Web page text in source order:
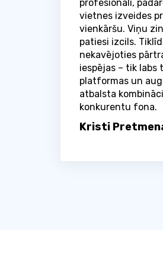
profesionāli,
vietnes izveides
vienkāršu. Viņu
patiesi izcils.
nekavējoties
iespējas – tik labs
platformas un
atbalsta
konkurentu fona.
Kristi